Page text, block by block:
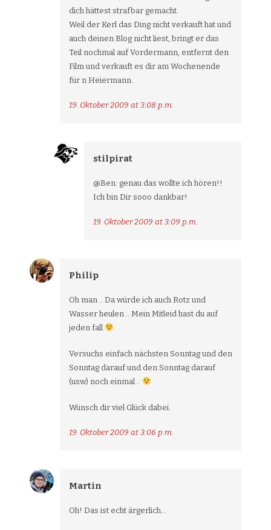
dich hättest strafbar gemacht.
Weil der Kerl das Ding nicht verkauft hat und
auch deinen Blog nicht liest, bringt er das
Teil nochmal auf Vordermann, entfernt den
Film und verkauft es dir am Wochenende
für n Heiermann.
19. Oktober 2009 at 3:08 p.m.
stilpirat
@Ben: genau das wollte ich hören!!
Ich bin Dir sooo dankbar!
19. Oktober 2009 at 3:09 p.m.
Philip
Oh man .. Da würde ich auch Rotz und
Wasser heulen .. Mein Mitleid hast du auf
jeden fall
Versuchs einfach nächsten Sonntag und den
Sonntag darauf und den Sonntag darauf
(usw) noch einmal ..
Wünsch dir viel Glück dabei.
19. Oktober 2009 at 3:06 p.m.
Martin
Oh! Das ist echt ärgerlich…